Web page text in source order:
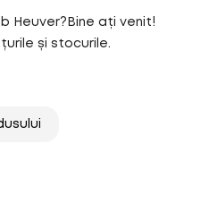
Heuver?Bine ați venit!
și stocurile.